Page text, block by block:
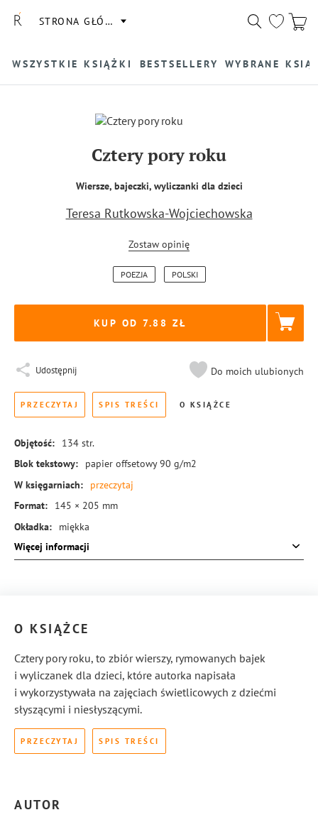
STRONA GŁÓWNA
WSZYSTKIE KSIĄŻKI BESTSELLERY WYBRANE
Cztery pory roku
Wiersze, bajeczki, wyliczanki dla dzieci
Teresa Rutkowska-Wojciechowska
Zostaw opinię
POEZJA POLSKI
KUP OD 7.88
Udostępnij Do moich ulubionych
PRZECZYTAJ SPIS TREŚCI O KSIĄŻCE
Objętość: 134 str.
Blok tekstowy:
papier offsetowy 90 g/m2
W księgarniach:
przeczytaj
Format:
145 × 205 mm
Okładka:
miękka
Rodzaj oprawy: blok klejony
Więcej informacji
O KSIĄŻCE
Cztery pory roku, to zbiór wierszy, rymowanych bajek
i wyliczanek dla dzieci, które autorka napisała
i wykorzystywała na zajęciach świetlicowych z dziećmi
słyszącymi i niesłyszącymi.
PRZECZYTAJ SPIS TREŚCI
AUTOR